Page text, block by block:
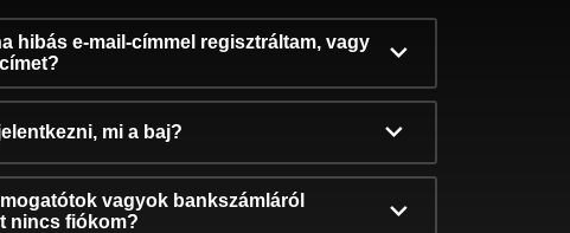
hibás e-mail-címmel regisztráltam, vagy
mi a baj?
vagyok bankszámláról
nincs fiókom?